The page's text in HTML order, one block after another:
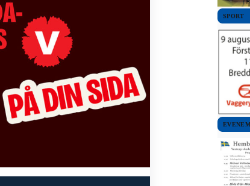
SPORT